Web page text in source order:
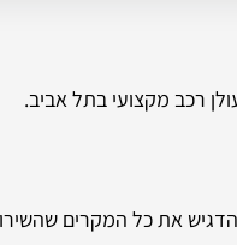
רכב מקצועי בתל אביב.
את כל המקרים